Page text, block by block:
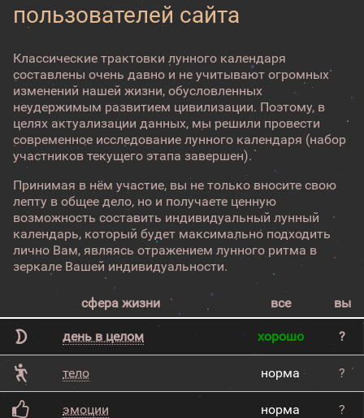
пользователей сайта
Классические трактовки лунного календаря
составлены очень давно и не учитывают огромных
изменений нашей жизни, обусловленных
неудержимым развитием цивилизации. Поэтому, в
целях актуализации данных, мы решили провести
современное исследование лунного календаря (набор
участников текущего этапа завершен).
Принимая в нём участие, вы не только вносите свою
лепту в общее дело, но и получаете ценную
возможность составить индивидуальный лунный
календарь, который будет максимально подходить
лично Вам, являясь отражением лунного ритма в
зеркале Вашей индивидуальности.
сфера жизни все вы
день в целом хорошо ?
тело норма ?
эмоции норма ?